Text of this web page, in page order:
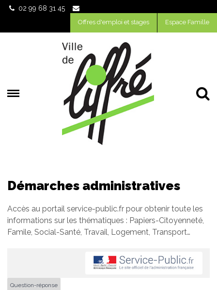
Gestion des traceurs
02 99 68 31 45
Offres d'emploi et stages Espace Famille
Démarches administratives
Accès au portail service-public.fr pour obtenir toute les
informations sur les thématiques : Papiers-Citoyenneté,
Famile, Social-Santé, Travail, Logement, Transport…
Question-réponse